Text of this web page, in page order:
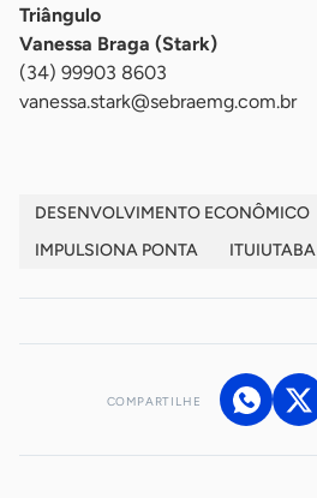
Triângulo
Vanessa Braga (Stark)
(34) 99903 8603
vanessa.stark@sebraemg.com.br
DESENVOLVIMENTO ECONÔMICO
IMPULSIONA PONTA
ITUIUTABA
COMPARTILHE